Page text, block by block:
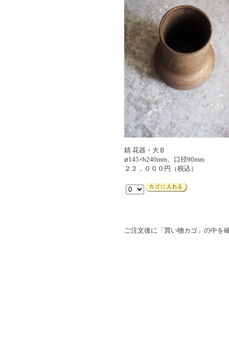
錆 花器・大Ｂ
⌀145×h240mm、口径90mm
２２，０００円（税込）
ご注文後に「買い物カゴ」の中を